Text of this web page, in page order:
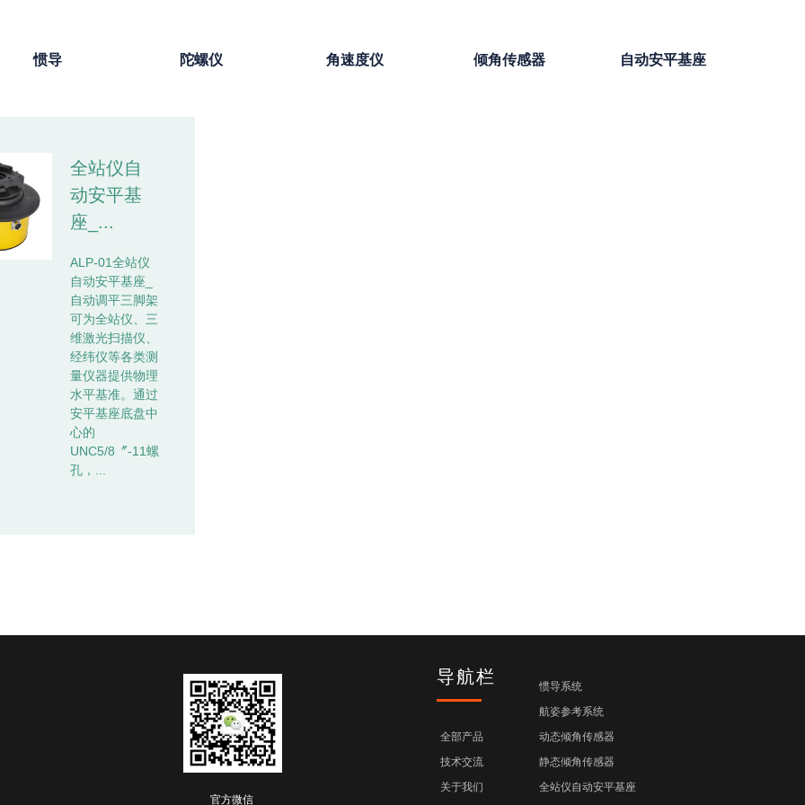
惯导 陀螺仪 角速度仪 倾角传感器 自动安平基座
全站仪自
动安平基
座_...
ALP-01全站仪
自动安平基座_
自动调平三脚架
可为全站仪、三
维激光扫描仪、
经纬仪等各类测
量仪器提供物理
水平基准。通过
安平基座底盘中
心的
UNC5/8〞-11螺
孔，...
官方微信
导航栏
全部产品
技术交流
关于我们
惯导系统
航姿参考系统
动态倾角传感器
静态倾角传感器
全站仪自动安平基座